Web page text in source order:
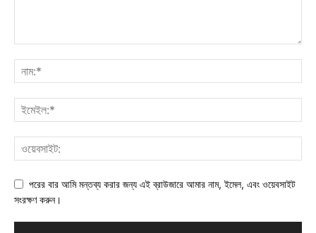
পরের বার আমি মন্তব্য করার জন্য এই ব্রাউজারে আমার নাম, ইমেল, এবং ওয়েবসাইট
সংরক্ষণ করুন।